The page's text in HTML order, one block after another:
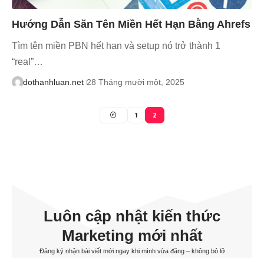
Hướng Dẫn Săn Tên Miền Hết Hạn Bằng Ahrefs
Tìm tên miền PBN hết hạn và setup nó trở thành 1
“real”…
dothanhluan.net 28 Tháng mười một, 2025
1 2
Luôn cập nhật kiến thức
Marketing mới nhất
Đăng ký nhận bài viết mới ngay khi mình vừa đăng – không bỏ lỡ